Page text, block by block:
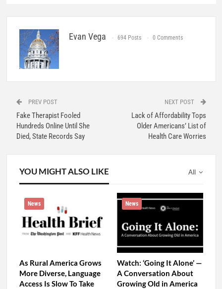
Evan Vega 694 Posts 0 Comments
PREV POST
Fake Therapist Fooled
Hundreds Online Until She
Died, State Records Say
NEXT POST
Lack of Affordability Tops
Older Americans’ List of
Health Care Worries
All
YOU MIGHT ALSO LIKE
News
As Rural America Grows
More Diverse, Language
Access Is Slow To Take
News
Watch: ‘Going It Alone’ —
A Conversation About
Growing Old in America